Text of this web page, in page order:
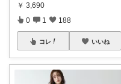
￥ 3,690
0 1 188
コレ いいね